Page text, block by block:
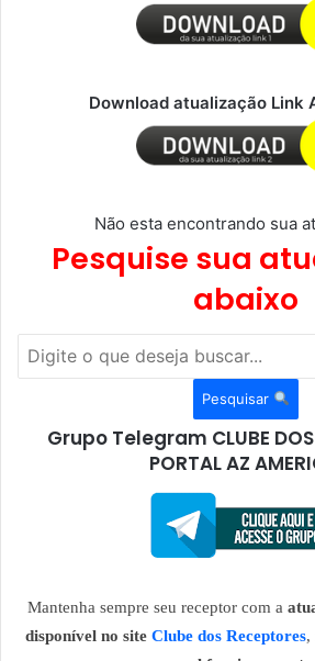
Download atualização Link
Não esta encontrando sua
Pesquise sua
abaixo
Pesquisar
Grupo Telegram CLUBE DOS
PORTAL AZ
Mantenha sempre seu receptor com a
disponível no site Clube dos Receptores,